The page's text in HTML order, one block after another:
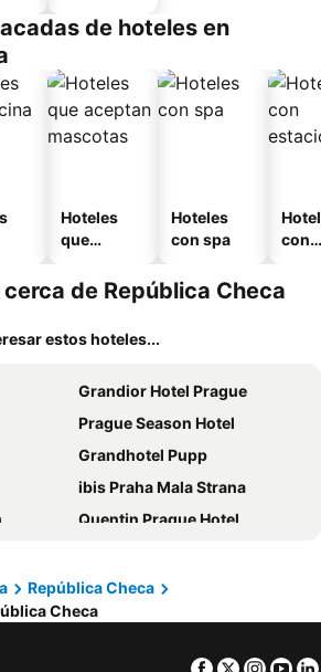
de hoteles en
Hoteles
que
mascotas
Hoteles
con spa
con
de República Checa
estos hoteles...
Grandior Hotel Prague
Prague Season Hotel
Grandhotel Pupp
ibis Praha Mala Strana
Quentin Prague Hotel
Prague
Archibald City
Palac U Kocku
República Checa
Checa
Facebook
Twitter